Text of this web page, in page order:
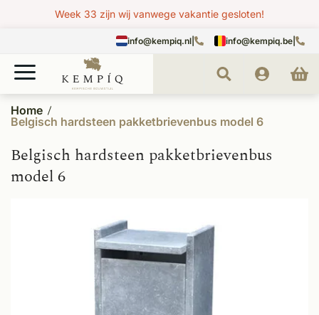
Week 33 zijn wij vanwege vakantie gesloten!
info@kempiq.nl info@kempiq.be
Home
Belgisch hardsteen pakketbrievenbus model 6
Belgisch hardsteen pakketbrievenbus
model 6